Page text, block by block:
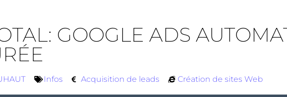
GOOGLE ADS
Infos Acquisition de leads Création de sites Web